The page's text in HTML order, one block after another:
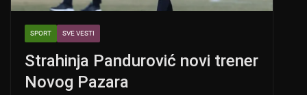
SPORT SVE VESTI
Strahinja Pandurović novi trener
Novog Pazara